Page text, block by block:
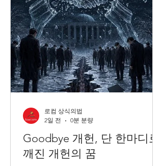
Goodbye 개헌, 단 한마디로
깨진 개헌의 꿈
로컴 상식의법
2일 전
0분 분량